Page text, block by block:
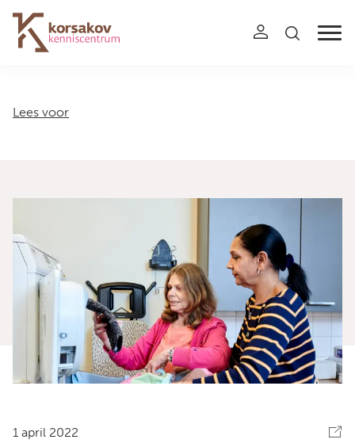
Navigation
Lees voor
1 april 2022